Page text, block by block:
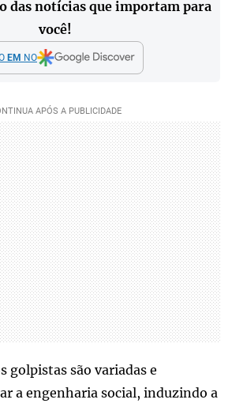
das notícias que importam para
você!
EM NO
golpistas são variadas e
a engenharia social, induzindo a